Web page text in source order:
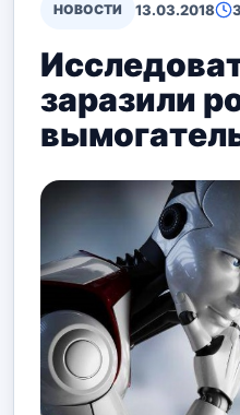
НОВОСТИ 13.03.2018
заразили